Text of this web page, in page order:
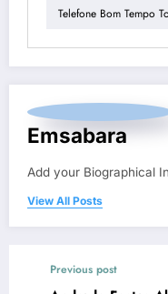
Telefone Bom Tempo
Emsabara
Add your Biographical
View All Posts
Previous post